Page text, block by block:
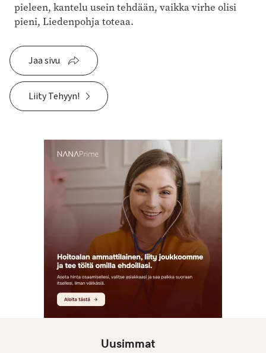
pieleen, kantelu usein tehdään, vaikka virhe olisi
pieni, Liedenpohja toteaa.
Jaa sivu
Liity Tehyyn!
Uusimmat